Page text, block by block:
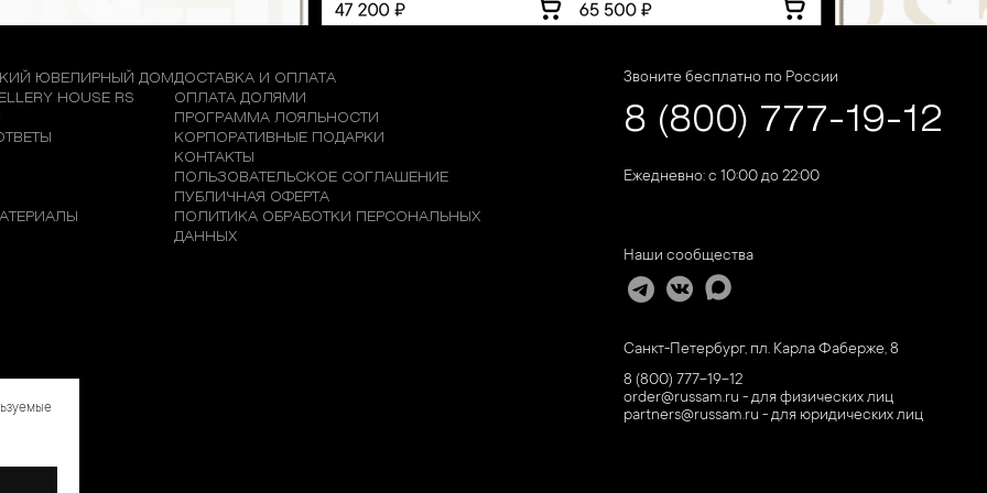
ЮВЕЛИРНЫЙ ДОМ
HOUSE RS
ДОСТАВКА И ОПЛАТА
ОПЛАТА ДОЛЯМИ
ПРОГРАММА ЛОЯЛЬНОСТИ
КОРПОРАТИВНЫЕ ПОДАРКИ
КОНТАКТЫ
ПОЛЬЗОВАТЕЛЬСКОЕ СОГЛАШЕНИЕ
ПУБЛИЧНАЯ ОФЕРТА
ПОЛИТИКА ОБРАБОТКИ ПЕРСОНАЛЬНЫХ
ДАННЫХ
Звоните бесплатно по России
8 (800) 777-19-12
Ежедневно: с 10:00 до 22:00
Наши сообщества
Санкт-Петербург, пл. Карла Фаберже, 8
8 (800) 777-19-12
order@russam.ru - для физических лиц
partners@russam.ru - для юридических лиц